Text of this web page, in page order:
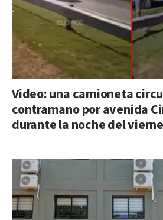
Video: una camioneta
contramano por avenida
durante la noche del